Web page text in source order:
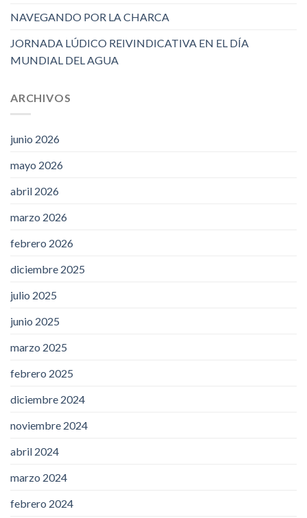
NAVEGANDO POR LA CHARCA
JORNADA LÚDICO REIVINDICATIVA EN EL DÍA
MUNDIAL DEL AGUA
ARCHIVOS
junio 2026
mayo 2026
abril 2026
marzo 2026
febrero 2026
diciembre 2025
julio 2025
junio 2025
marzo 2025
febrero 2025
diciembre 2024
noviembre 2024
abril 2024
marzo 2024
febrero 2024